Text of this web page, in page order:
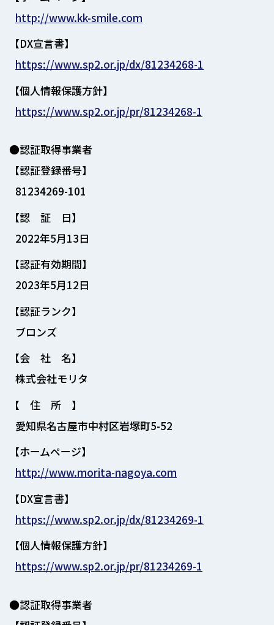
http://www.kk-smile.com
【DX宣言書】
https://www.sp2.or.jp/dx/81234268-1
【個人情報保護方針】
https://www.sp2.or.jp/pr/81234268-1
●認証取得事業者
【認証登録番号】
81234269-101
【認 証 日】
2022年5月13日
【認証有効期間】
2023年5月12日
【認証ランク】
ブロンズ
【会 社 名】
株式会社モリタ
【 住 所 】
愛知県名古屋市中村区岩塚町5-52
【ホームページ】
http://www.morita-nagoya.com
【DX宣言書】
https://www.sp2.or.jp/dx/81234269-1
【個人情報保護方針】
https://www.sp2.or.jp/pr/81234269-1
●認証取得事業者